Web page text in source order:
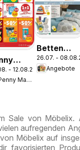
Die
- 12.08.2026
Penny Markt
Betten
Reiter:
Aktuelle
26.07. -
Angebote
Sale von Möbelix.
aufregenden
Möbelix auf
favorisierten